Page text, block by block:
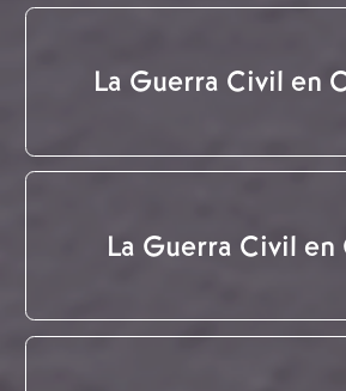
La Guerra Civil en
La Guerra Civil en